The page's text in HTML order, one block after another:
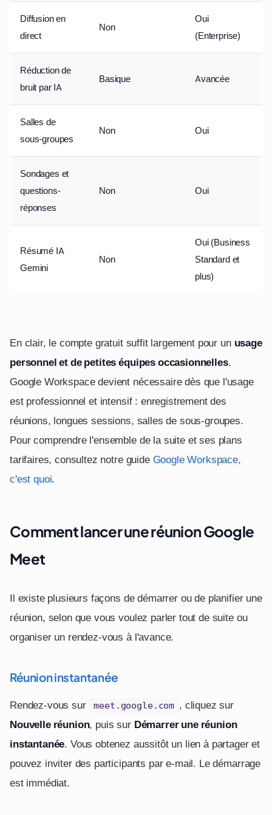
Diffusion en
direct
Non
Oui
(Enterprise)
Réduction de
bruit par IA
Basique Avancée
Salles de
sous-groupes
Non Oui
Sondages et
questions-
réponses
Non Oui
Résumé IA
Gemini
Non
Oui (Business
Standard et
plus)
En clair, le compte gratuit suffit largement pour un usage
personnel et de petites équipes occasionnelles.
Google Workspace devient nécessaire dès que l'usage
est professionnel et intensif : enregistrement des
réunions, longues sessions, salles de sous-groupes.
Pour comprendre l'ensemble de la suite et ses plans
tarifaires, consultez notre guide Google Workspace,
c'est quoi.
Comment lancer une réunion Google
Meet
Il existe plusieurs façons de démarrer ou de planifier une
réunion, selon que vous voulez parler tout de suite ou
organiser un rendez-vous à l'avance.
Réunion instantanée
Rendez-vous sur meet.google.com , cliquez sur
Nouvelle réunion, puis sur Démarrer une réunion
instantanée. Vous obtenez aussitôt un lien à partager et
pouvez inviter des participants par e-mail. Le démarrage
est immédiat.